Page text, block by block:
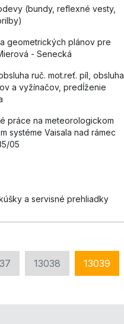
(bundy, reflexné vesty,
geometrických plánov pre
- Senecká
ruč. mot.reť. píl, obsluha
a vyžínačov, predĺženie
práce na meteorologickom
systéme Vaisala nad rámec
05
a servisné prehliadky
13038 13039